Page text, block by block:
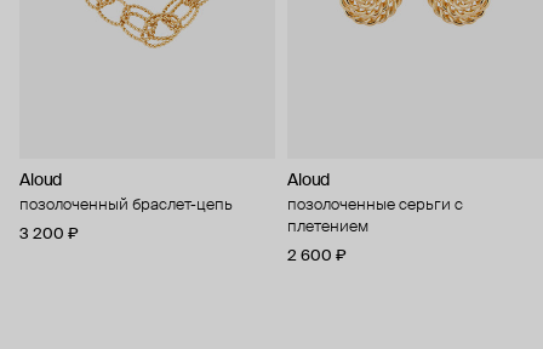
Aloud
позолоченный браслет-цепь
3 200 ₽
Aloud
позолоченные серьги с
плетением
2 600 ₽